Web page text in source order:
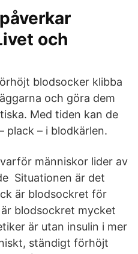
och
blodsocker klibba
och göra dem
Med tiden kan de
plack – i blodkärlen.
människor lider av
Situationen är det
är blodsockret för
blodsockret mycket
är utan insulin i mer
ständigt förhöjt